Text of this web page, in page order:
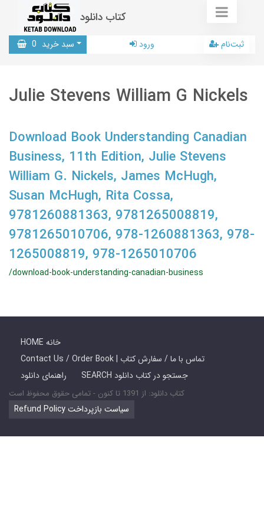
کتاب دانلود
سبد خرید 0 ورود ثبت‌نام
Julie Stevens William G Nickels
Download Book Understanding Canadian
Business, 11th Edition, Julie Stevens
William G. Nickels, James McHugh,
Susan McHugh, Rita Cossa,
9781260881363, 9781265008819,
9781265010706, 978-1260881363, 978-
1265008819, 978-1265010706
/download-book-understanding-canadian-business
HOME خانه
Contact Us / Order Book | تماس با ما / سفارش کتاب
راهنمای دانلود
SEARCH جستجو در کتاب دانلود
کتاب دانلود: از 1391 تا کنون - تمامی حقوق محفوظ است
Refund Policy سیاست بازپرداخت